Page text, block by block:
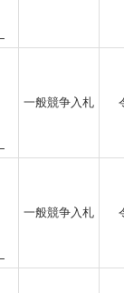
一般競争入札
一般競争入札